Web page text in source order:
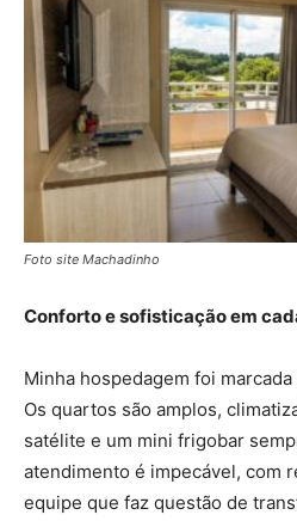
Foto site Machadinho
Conforto e sofisticação em
Minha hospedagem foi
Os quartos são amplos,
satélite e um mini frigobar
atendimento é impecável, com
equipe que faz questão de